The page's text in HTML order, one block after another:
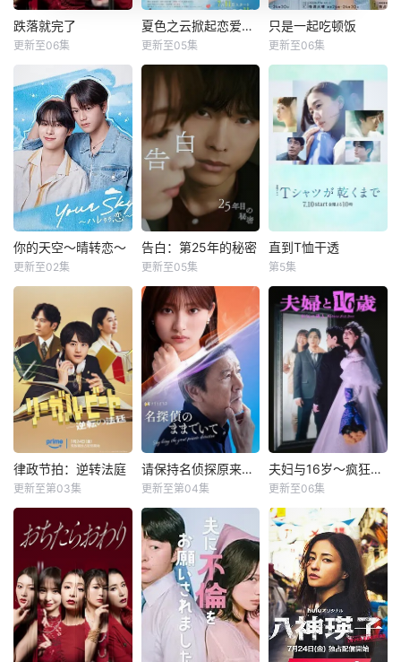
跌落就完了
故事将舞台设
定在一栋新落成的
豪华高级公寓中。
主人公月岛明日海
（宇垣美里 饰）本
以为和丈夫、女儿
搬进这里是幸福生
活的开始，却没料
到在公寓里与曾有
宿怨的真宫孔美子
（篠田麻里子 饰）
美子
跌落就完了
更新至06集
夏色之云掀起恋爱与风暴
大学考试在即的高
中三年级生武宫夏
辉（深田龙生
饰），在经历失恋
与学业低迷的双重
打击后，被姐姐介
绍与她的男友小早
川苍太（浮所飞贵
饰）一起学习补
柔的苍太心生反感
的夏辉，却逐渐被
他的笑容与温柔举
动吸引，意外萌生
出不该存在的心意
——对“姐姐的男
友”的禁忌恋情由此
展开。在矛盾与自
我挣扎中，少年迎
来属于夏天的成长
与初恋。
夏色之云掀起恋爱与风暴
更新至05集
只是一起吃顿饭
本剧改编自大町テ
ラス同名漫画，描
绘了过着不满足日
常生活的已婚男女
互吸引的爱情故
事。 身为料理讲师
理毫无兴趣、从不
夸赞好吃的丈夫感
面，杂志编辑斋藤
礼，面对家中持续
吃冷冻食品的日
子，以及希望让讨
厌蔬菜的女儿吃上
自己亲手做的料理
却得不到妻子理解
而感到焦急。这样
一对在饮食方面得
不到满足的已婚男
女，通过工作相
遇，一起做饭，一
起享用，彼此填补
着内心的空缺。“只
是一起吃顿饭。再
进一步便是地狱
——”
只是一起吃顿饭
更新至06集
你的天空～晴转恋～
性格善良纯
粹、永远乐观开朗
的阳光少年舟濑阳
向（福田步汰
饰），和校内风云
人物、被众人称作
“暴君王子”的傲娇
学长花村苍空（相
原一心 饰）。本只
是假扮恋人，情愫
却悄然滋生——这
原本毫无
你的天空～晴转恋～
更新至02集
告白：第25年的秘密
冈崎纱绘
盐野瑛久
雪村爽太（松村北
斗 饰）自幼因一次
相遇，对一名女性
怀有长达25年的感
情。他始终不曾表
白，而是在暗中守
望，甚至刻意制造
“偶然”接近对方。
随着两人再次产生
常开始变得危险而
失控。这份情感究
竟是纯爱还是执念
逐渐失衡？与此同
时，一起25年前的
惨烈事件与隐藏的
秘密逐渐浮出水
面，将两人的命运
告白：第25年的秘密
更新至05集
直到T恤干透
高桥文哉
40岁的杂志编辑咲
子（苍井优 饰）原
本深信自己拥有美
满的婚姻，但在卷
入一场事故后，她
意外发现丈夫在每
个月“第3个星期五”
都有一段完全对不
上号的神秘行踪。
于是，在看似美满
面对人性中真实而
扭曲的“不伦”。
直到T恤干透
第5集
律政节拍：逆转法庭
本剧由原创剧
本打造，是一部法
律剧，讲述患有口
吃的新人律师，与
前辈律师及所长律
师一同拾起委托人
“无法说出口的声
音”，揭开被隐藏的
律政节拍：逆转法庭
更新至第03集
请保持名侦探原来的样子
乡村小学教师枫，
因受到外祖父的影
响，自幼便是坚定
的推理迷。如今外
祖父身患路易体痴
呆症，常常能看到
一些常人无法察觉
的诡异幻觉。当枫
请保持名侦探原来的样子
更新至第04集
夫妇与16岁～疯狂的邻居～
冈田结实
改编自ぱんぷきん
同名原作，故事以
在小公寓里过着新
婚生活的公司职
员・野村纮为中心
展开。在与妻子冴
夫妇与16岁～疯狂的邻居～
更新至06集